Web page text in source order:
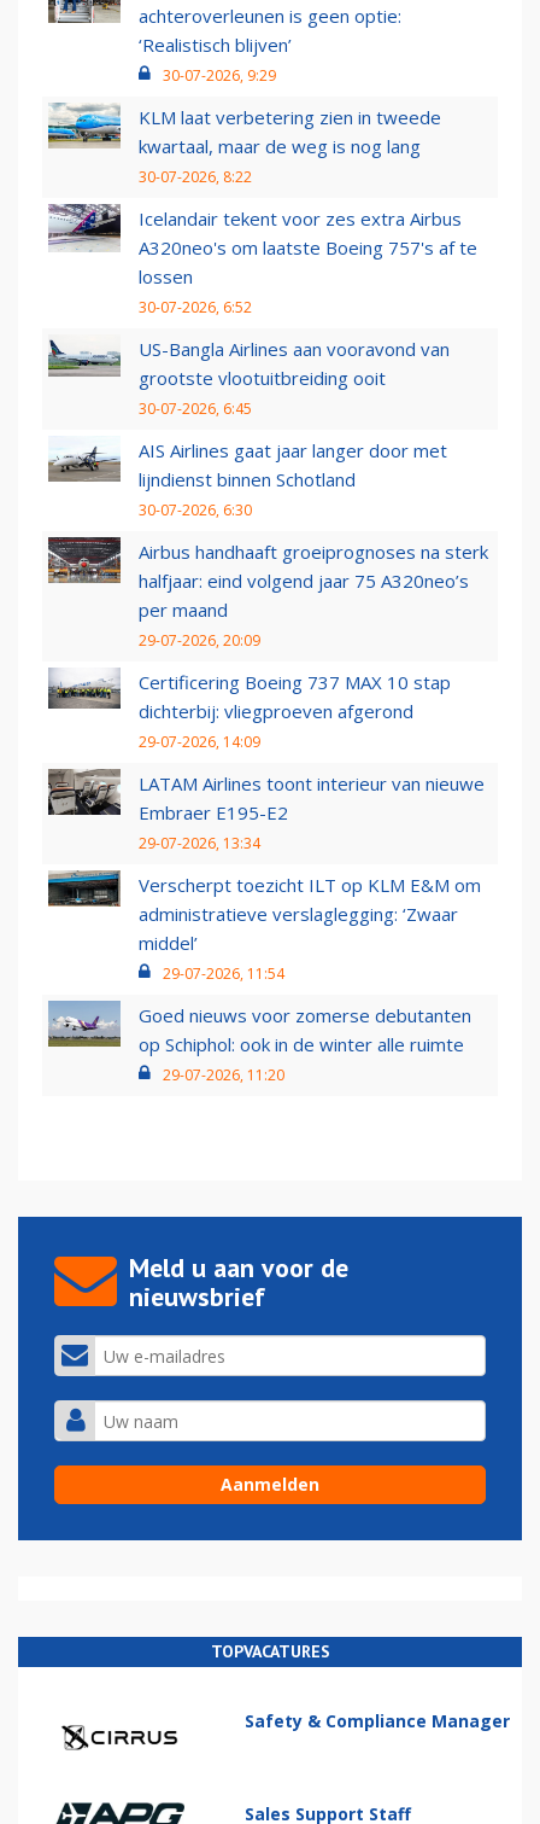
achteroverleunen is geen optie:
‘Realistisch blijven’
30-07-2026, 9:29
KLM laat verbetering zien in tweede
kwartaal, maar de weg is nog lang
30-07-2026, 8:22
Icelandair tekent voor zes extra Airbus
A320neo's om laatste Boeing 757's af te
lossen
30-07-2026, 6:52
US-Bangla Airlines aan vooravond van
grootste vlootuitbreiding ooit
30-07-2026, 6:45
AIS Airlines gaat jaar langer door met
lijndienst binnen Schotland
30-07-2026, 6:30
Airbus handhaaft groeiprognoses na sterk
halfjaar: eind volgend jaar 75 A320neo’s
per maand
29-07-2026, 20:09
Certificering Boeing 737 MAX 10 stap
dichterbij: vliegproeven afgerond
29-07-2026, 14:09
LATAM Airlines toont interieur van nieuwe
Embraer E195-E2
29-07-2026, 13:34
Verscherpt toezicht ILT op KLM E&M om
administratieve verslaglegging: ‘Zwaar
middel’
29-07-2026, 11:54
Goed nieuws voor zomerse debutanten
op Schiphol: ook in de winter alle ruimte
29-07-2026, 11:20
Meld u aan voor de
nieuwsbrief
TOPVACATURES
Safety & Compliance Manager
Sales Support Staff